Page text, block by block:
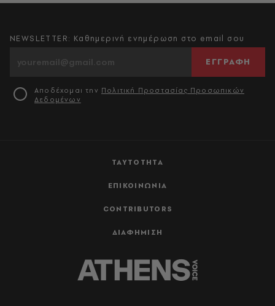
ΤΑΥΤΟΤΗΤΑ
ΕΠΙΚΟΙΝΩΝΙΑ
CONTRIBUTORS
ΔΙΑΦΗΜΙΣΗ
NEWSLETTER: Καθημερινή ενημέρωση στο email σου
ΕΓΓΡΑΦΗ
Αποδέχομαι την Πολιτική Προστασίας Προσωπικών
Δεδομένων